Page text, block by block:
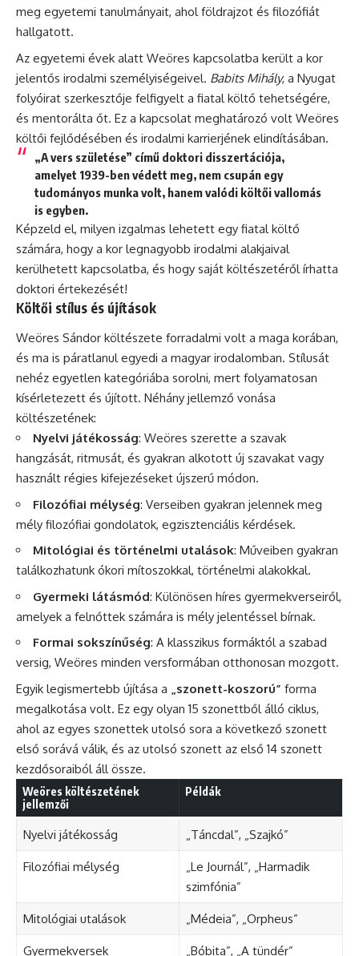
meg egyetemi tanulmányait, ahol földrajzot és filozófiát
hallgatott.
Az egyetemi évek alatt Weöres kapcsolatba került a kor
jelentős irodalmi személyiségeivel. Babits Mihály, a Nyugat
folyóirat szerkesztője felfigyelt a fiatal költő tehetségére,
és mentorálta őt. Ez a kapcsolat meghatározó volt Weöres
költői fejlődésében és irodalmi karrierjének elindításában.
„A vers születése” című doktori disszertációja,
amelyet 1939-ben védett meg, nem csupán egy
tudományos munka volt, hanem valódi költői vallomás
is egyben.
Képzeld el, milyen izgalmas lehetett egy fiatal költő
számára, hogy a kor legnagyobb irodalmi alakjaival
kerülhetett kapcsolatba, és hogy saját költészetéről írhatta
doktori értekezését!
Költői stílus és újítások
Weöres Sándor költészete forradalmi volt a maga korában,
és ma is páratlanul egyedi a magyar irodalomban. Stílusát
nehéz egyetlen kategóriába sorolni, mert folyamatosan
kísérletezett és újított. Néhány jellemző vonása
költészetének:
Nyelvi játékosság: Weöres szerette a szavak
hangzását, ritmusát, és gyakran alkotott új szavakat vagy
használt régies kifejezéseket újszerű módon.
Filozófiai mélység: Verseiben gyakran jelennek meg
mély filozófiai gondolatok, egzisztenciális kérdések.
Mitológiai és történelmi utalások: Műveiben gyakran
találkozhatunk ókori mítoszokkal, történelmi alakokkal.
Gyermeki látásmód: Különösen híres gyermekverseiről,
amelyek a felnőttek számára is mély jelentéssel bírnak.
Formai sokszínűség: A klasszikus formáktól a szabad
versig, Weöres minden versformában otthonosan mozgott.
Egyik legismertebb újítása a
„szonett-koszorú” forma
megalkotása volt. Ez egy olyan 15 szonettből álló ciklus,
ahol az egyes szonettek utolsó sora a következő szonett
első sorává válik, és az utolsó szonett az első 14 szonett
kezdősoraiból áll össze.
Weöres költészetének
jellemzői
Példák
Nyelvi játékosság „Táncdal”, „Szajkó”
Filozófiai mélység
„Le Journál”, „Harmadik
szimfónia”
Mitológiai utalások „Médeia”, „Orpheus”
Gyermekversek „Bóbita”, „A tündér”